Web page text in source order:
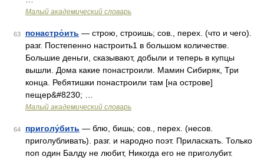
Малый академический словарь
63 понастро́ить — строю, строишь; сов., перех. (что и чего).
разг. Постепенно настроить1 в большом количестве.
Большие деньги, сказывают, добыли и теперь в купцы
вышли. Дома какие понастроили. Мамин Сибиряк, Три
конца. Ребятишки понастроили там [на острове]
пещер&#8230; …
Малый академический словарь
64 приголу́бить — блю, бишь; сов., перех. (несов.
приголубливать). разг. и народно поэт. Приласкать. Только
поп один Балду не любит, Никогда его не приголубит.